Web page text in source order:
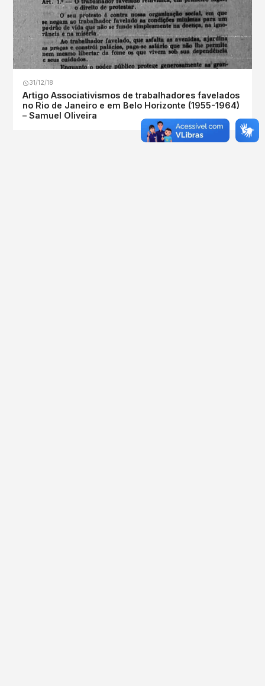
31/12/18
Artigo Associativismos de trabalhadores favelados
no Rio de Janeiro e em Belo Horizonte (1955-1964)
– Samuel Oliveira